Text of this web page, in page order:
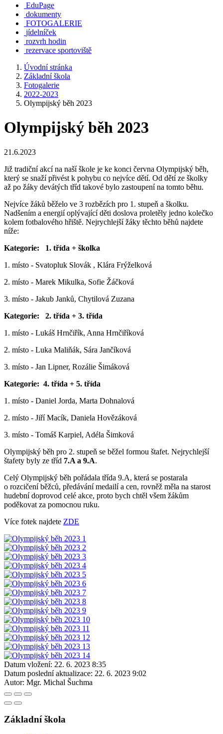
EduPage
dokumenty
FOTOGALERIE
jídelníček
rozvrh hodin
rezervace sportoviště
Úvodní stránka
Základní škola
Fotogalerie
2022-2023
Olympijský běh 2023
Olympijský běh 2023
21.6.2023
Již tradiční akcí na naší škole je ke konci června Olympijský běh,
který se snaží přivést k pohybu co nejvíce dětí. Od dětí ze školky
až po žáky devátých tříd takové bylo zastoupení na tomto běhu.
Nejvíce žáků běželo ve 3 rozbězích pro 1. stupeň a školku.
Nadšením a energií oplývající děti doslova proletěly jedno kolečko
kolem fotbalového hřiště. Nejrychlejší žáky těchto běhů najdete
níže:
Kategorie: 1. třída + školka
1. místo - Svatopluk Slovák , Klára Frýželková
2. místo - Marek Mikulka, Sofie Žáčková
3. místo - Jakub Janků, Chytilová Zuzana
Kategorie: 2. třída + 3. třída
1. místo - Lukáš Hrnčiřík, Anna Hrnčiříková
2. místo - Luka Maliňák, Sára Jančíková
3. místo - Jan Lipner, Rozálie Šimáková
Kategorie: 4. třída + 5. třída
1. místo - Daniel Jorda, Marta Dohnalová
2. místo - Jiří Macík, Daniela Hovězáková
3. místo - Tomáš Karpiel, Adéla Šimková
Olympijský běh pro 2. stupeň se běžel formou štafet. Nejrychlejší
štafety byly ze tříd 7.A a 9.A.
Celý Olympijský běh pořádala třída 9.A, která se postarala
o rozcičení běžců, předávání medailí a cen, rovněž měla na starost
hudební doprovod celé akce, proto bych chtěl všem žákům
poděkovat za pomocnou ruku.
Více fotek najdete ZDE
Datum vložení: 22. 6. 2023 8:35
Datum poslední aktualizace: 22. 6. 2023 9:02
Autor: Mgr. Michal Šuchma
Základní škola